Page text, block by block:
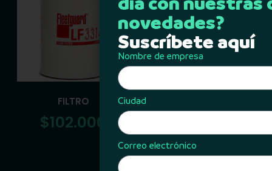
FILTRO
$102.000
novedades?
Suscríbete aquí
Nombre de empresa
Ciudad
Correo electrónico